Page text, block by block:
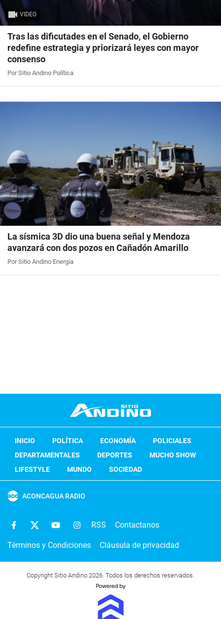
VIDEO
Tras las dificutades en el Senado, el Gobierno
redefine estrategia y priorizará leyes con mayor
consenso
Por Sitio Andino Política
La sísmica 3D dio una buena señal y Mendoza
avanzará con dos pozos en Cañadón Amarillo
Por Sitio Andino Energía
INICIO POLÍTICA ECONOMÍA
POLICIALES
DEPARTAMENTALES
DEPORTES
MUCHO SHOW
LIFESTYLE
MUNDO SOCIEDAD
ACONCAGUA RADIO
RSS Contactanos
Términos y Condiciones Cláusula de privacidad
Copyright Sitio Andino 2026. Todos los derechos reservados.